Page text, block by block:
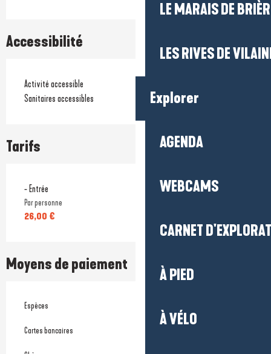
LE MARAIS DE
LES RIVES DE
Explorer
AGENDA
WEBCAMS
CARNET
À PIED
À VÉLO
Accessibilité
Activité accessible
Sanitaires accessibles
Tarifs
- Entrée
Par personne
26,00 €
Moyens de paiement
Espèces
Cartes bancaires